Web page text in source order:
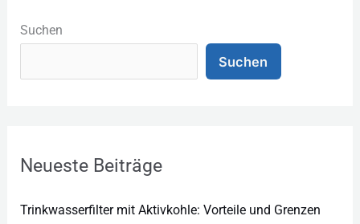
Suchen
Suchen
Neueste Beiträge
Trinkwasserfilter mit Aktivkohle: Vorteile und Grenzen
a
e
r
e